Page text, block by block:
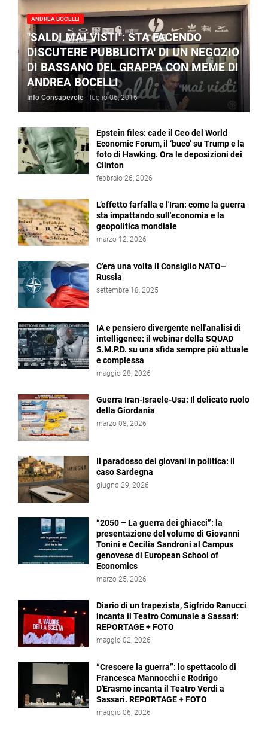
ANDREA BOCELLI
"SALDI MAI VISTI": STA FACENDO
DISCUTERE PUBBLICITA' DI UN NEGOZIO
DI BASSANO DEL GRAPPA CON MEME DI
ANDREA BOCELLI
Info Consapevole - luglio 06, 2016
Epstein files: cade il Ceo del World
Economic Forum, il ‘buco’ su Trump e la
foto di Hawking. Ora le deposizioni dei
Clinton
febbraio 26, 2026
L’effetto farfalla e l'Iran: come la guerra
sta impattando sull'economia e la
geopolitica mondiale
marzo 12, 2026
C’era una volta il Consiglio NATO–
Russia
settembre 18, 2025
IA e pensiero divergente nell'analisi di
intelligence: il webinar della SQUAD
S.M.P.D. su una sfida sempre più attuale
e complessa
maggio 28, 2026
Guerra Iran-Israele-Usa: Il delicato ruolo
della Giordania
marzo 08, 2026
Il paradosso dei giovani in politica: il
caso Sardegna
giugno 29, 2026
“2050 – La guerra dei ghiacci”: la
presentazione del volume di Giovanni
Tonini e Cecilia Sandroni al Campus
genovese di European School of
Economics
marzo 25, 2026
Diario di un trapezista, Sigfrido Ranucci
incanta il Teatro Comunale a Sassari:
REPORTAGE + FOTO
maggio 02, 2026
“Crescere la guerra”: lo spettacolo di
Francesca Mannocchi e Rodrigo
D'Erasmo incanta il Teatro Verdi a
Sassari. REPORTAGE + FOTO
maggio 06, 2026